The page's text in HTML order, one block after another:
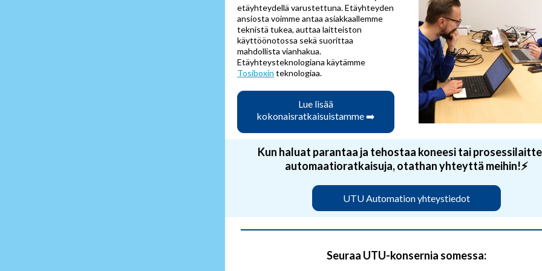
etäyhteydellä varustettuna. Etäyhteyden
ansiosta voimme antaa asiakkaallemme
teknistä tukea, auttaa laitteiston
käyttöönotossa sekä suorittaa
mahdollista vianhakua.
Etäyhteysteknologiana käytämme
Tosiboxin teknologiaa.
Lue lisää
kokonaisratkaisuistamme ➡️
Kun haluat parantaa ja tehostaa koneesi tai
automaatioratkaisuja, otathan yhteyttä meihin!⚡
UTU Automation yhteystiedot
Seuraa UTU-konsernia somessa: